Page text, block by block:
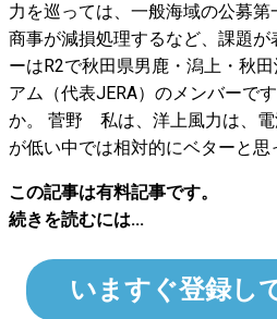
力を巡っては、一般海域の公募
商事が減損処理するなど、課題
ーはR2で秋田県男鹿・潟上・秋
アム（代表JERA）のメンバーで
か。 菅野 私は、洋上風力は、電
が低い中では相対的にベターと思
この記事は有料記事です。
続きを読むには...
いますぐ登録し